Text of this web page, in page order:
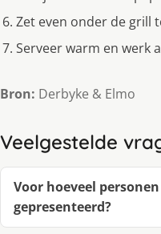
Zet even onder de grill
Serveer warm en werk
Bron: Derbyke & Elmo
Veelgestelde
Voor hoeveel
gepresenteerd?